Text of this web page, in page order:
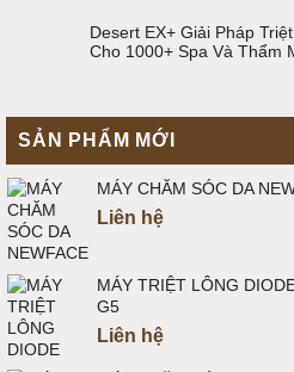
Desert EX+ Giải Pháp
Cho 1000+ Spa Và Thẩm
SẢN PHẨM MỚI
MÁY CHĂM SÓC DA
Liên hệ
MÁY TRIỆT LÔNG
G5
Liên hệ